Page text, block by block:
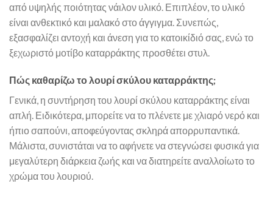
από υψηλής ποιότητας νάιλον υλικό. Επιπλέον, το υλικό
είναι ανθεκτικό και μαλακό στο άγγιγμα. Συνεπώς,
εξασφαλίζει αντοχή και άνεση για το κατοικίδιό σας, ενώ το
ξεχωριστό μοτίβο καταρράκτης προσθέτει στυλ.
Πώς καθαρίζω το λουρί σκύλου καταρράκτης;
Γενικά, η συντήρηση του λουρί σκύλου καταρράκτης είναι
απλή. Ειδικότερα, μπορείτε να το πλένετε με χλιαρό νερό και
ήπιο σαπούνι, αποφεύγοντας σκληρά απορρυπαντικά.
Μάλιστα, συνιστάται να το αφήνετε να στεγνώσει φυσικά για
μεγαλύτερη διάρκεια ζωής και να διατηρείτε αναλλοίωτο το
χρώμα του λουριού.